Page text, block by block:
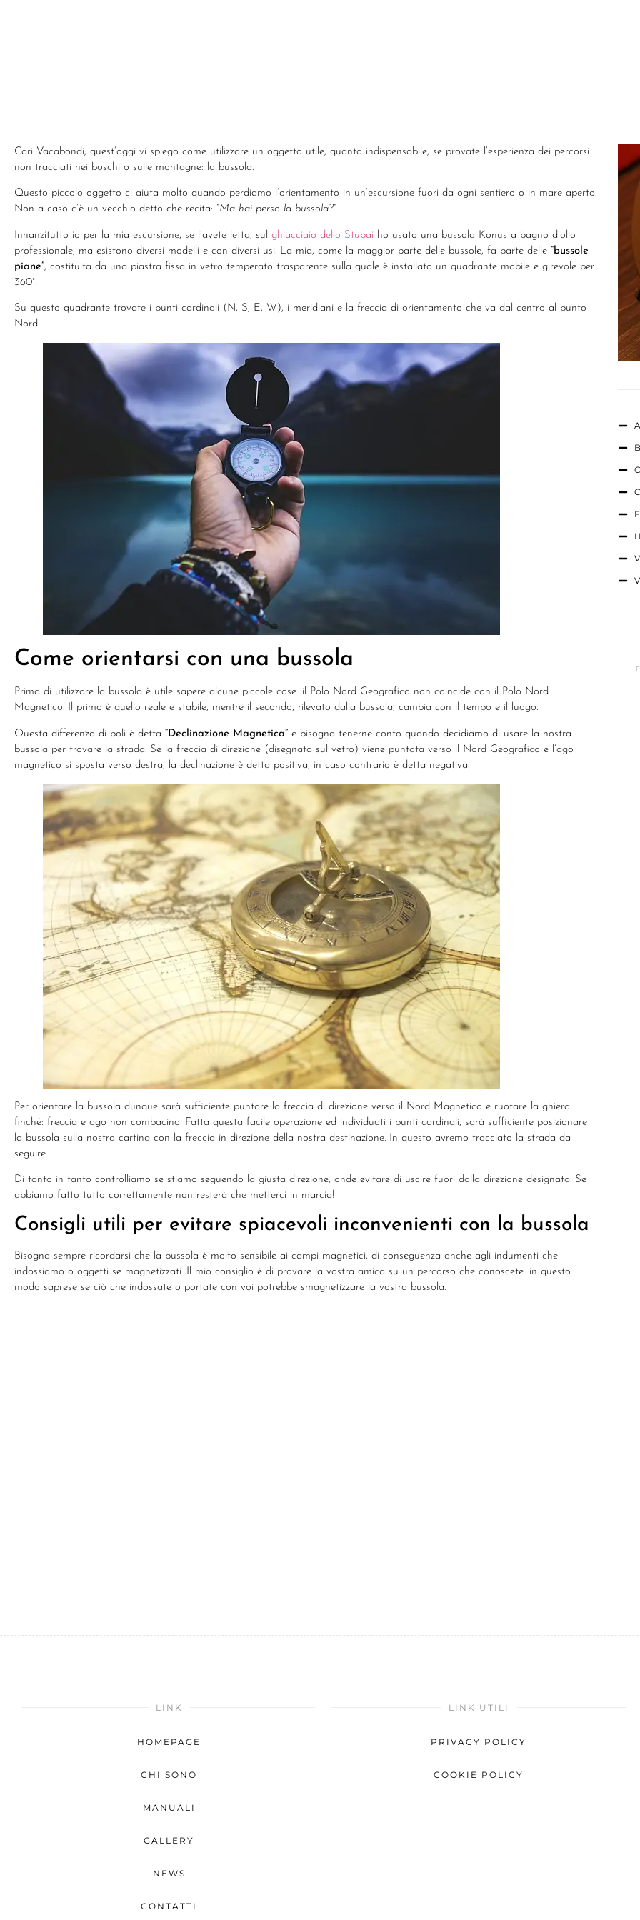
Cari Vacabondi, quest’oggi vi spiego come utilizzare un oggetto utile, quanto indispensabile, se provate l’esperienza dei percorsi
non tracciati nei boschi o sulle montagne: la bussola.
Questo piccolo oggetto ci aiuta molto quando perdiamo l’orientamento in un’escursione fuori da ogni sentiero o in mare aperto.
Non a caso c’è un vecchio detto che recita: “Ma hai perso la bussola?“
Innanzitutto io per la mia escursione, se l’avete letta, sul ghiacciaio dello Stubai ho usato una bussola Konus a bagno d’olio
professionale, ma esistono diversi modelli e con diversi usi. La mia, come la maggior parte delle bussole, fa parte delle “bussole
piane”, costituita da una piastra fissa in vetro temperato trasparente sulla quale è installato un quadrante mobile e girevole per
360°.
Su questo quadrante trovate i punti cardinali (N, S, E, W), i meridiani e la freccia di orientamento che va dal centro al punto
Nord.
Come orientarsi con una bussola
Prima di utilizzare la bussola è utile sapere alcune piccole cose: il Polo Nord Geografico non coincide con il Polo Nord
Magnetico. Il primo è quello reale e stabile, mentre il secondo, rilevato dalla bussola, cambia con il tempo e il luogo.
Questa differenza di poli è detta “Declinazione Magnetica” e bisogna tenerne conto quando decidiamo di usare la nostra
bussola per trovare la strada. Se la freccia di direzione (disegnata sul vetro) viene puntata verso il Nord Geografico e l’ago
magnetico si sposta verso destra, la declinazione è detta positiva, in caso contrario è detta negativa.
Per orientare la bussola dunque sarà sufficiente puntare la freccia di direzione verso il Nord Magnetico e ruotare la ghiera
finché: freccia e ago non combacino. Fatta questa facile operazione ed individuati i punti cardinali, sarà sufficiente posizionare
la bussola sulla nostra cartina con la freccia in direzione della nostra destinazione. In questo avremo tracciato la strada da
seguire.
Di tanto in tanto controlliamo se stiamo seguendo la giusta direzione, onde evitare di uscire fuori dalla direzione designata. Se
abbiamo fatto tutto correttamente non resterà che metterci in marcia!
Consigli utili per evitare spiacevoli inconvenienti con la bussola
Bisogna sempre ricordarsi che la bussola è molto sensibile ai campi magnetici, di conseguenza anche agli indumenti che
indossiamo o oggetti se magnetizzati. Il mio consiglio è di provare la vostra amica su un percorso che conoscete: in questo
modo saprese se ciò che indossate o portate con voi potrebbe smagnetizzare la vostra bussola.
LINK
HOMEPAGE
CHI SONO
MANUALI
GALLERY
NEWS
CONTATTI
LINK UTILI
PRIVACY POLICY
COOKIE POLICY